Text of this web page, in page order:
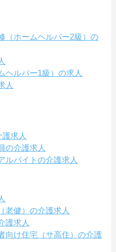
（ホームヘルパー2級）の
ヘルパー1級）の求人
人
求人
の介護求人
ルバイトの介護求人
老健）の介護求人
護求人
向け住宅（サ高住）の介護